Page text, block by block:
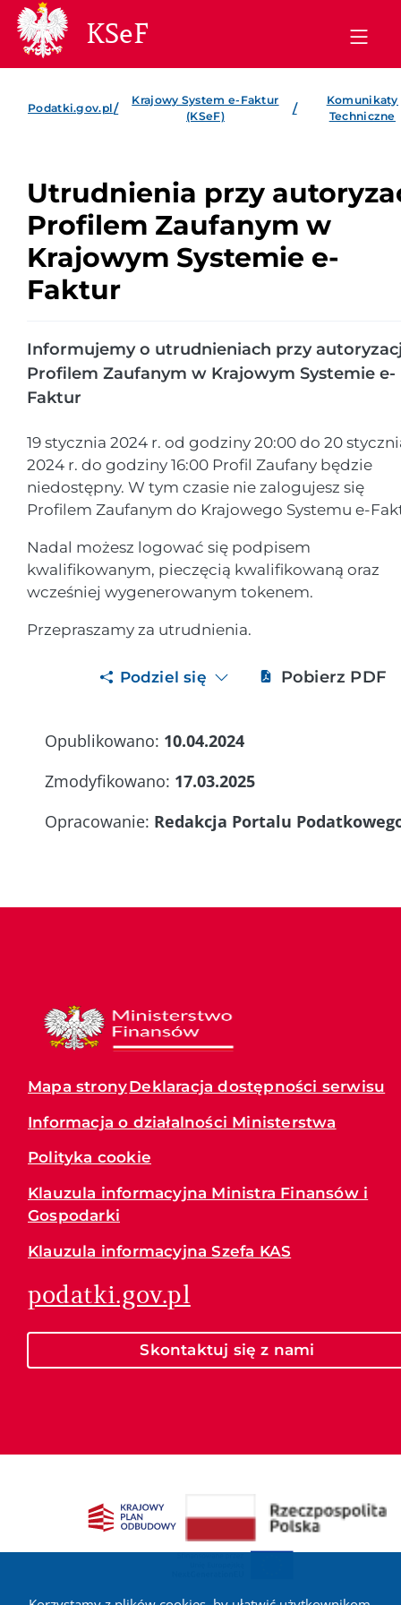
KSeF
Podatki.gov.pl/
Krajowy System e-Faktur
(KSeF)
/
Komunikaty
Techniczne
Utrudnienia przy
Profilem Zaufanym w
Krajowym Systemie e-
Faktur
Informujemy o utrudnieniach przy
Profilem Zaufanym w Krajowym Systemie e-
Faktur
19 stycznia 2024 r. od godziny 20:00 do 20
2024 r. do godziny 16:00 Profil Zaufany będzie
niedostępny. W tym czasie nie zalogujesz się
Profilem Zaufanym do Krajowego Systemu e-
Nadal możesz logować się podpisem
kwalifikowanym, pieczęcią kwalifikowaną oraz
wcześniej wygenerowanym tokenem.
Przepraszamy za utrudnienia.
Podziel się Pobierz PDF
Opublikowano: 10.04.2024
Zmodyfikowano: 17.03.2025
Opracowanie: Redakcja Portalu
Mapa stronyDeklaracja dostępności serwisu
Informacja o działalności Ministerstwa
Polityka cookie
Klauzula informacyjna Ministra Finansów i
Gospodarki
Klauzula informacyjna Szefa KAS
podatki.gov.pl
Skontaktuj się z nami